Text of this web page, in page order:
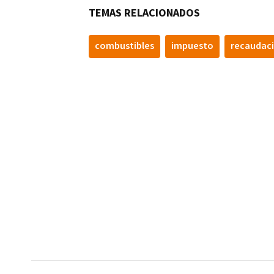
TEMAS RELACIONADOS
combustibles impuesto